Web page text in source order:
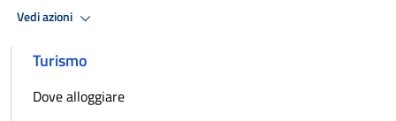
Vedi azioni
Turismo
Dove alloggiare